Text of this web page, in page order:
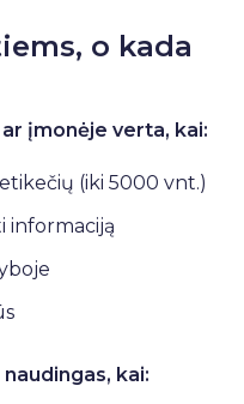
o kada
įmonėje verta, kai:
(iki 5000 vnt.)
informaciją
kai: